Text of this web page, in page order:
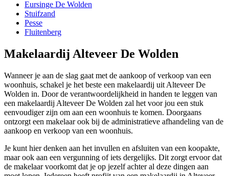
Eursinge De Wolden
Stuifzand
Pesse
Fluitenberg
Makelaardij Alteveer De Wolden
Wanneer je aan de slag gaat met de aankoop of verkoop van een
woonhuis, schakel je het beste een makelaardij uit Alteveer De
Wolden in. Door de verantwoordelijkheid in handen te leggen van
een makelaardij Alteveer De Wolden zal het voor jou een stuk
eenvoudiger zijn om aan een woonhuis te komen. Doorgaans
ontzorgt een makelaar ook bij de administratieve afhandeling van de
aankoop en verkoop van een woonhuis.
Je kunt hier denken aan het invullen en afsluiten van een koopakte,
maar ook aan een vergunning of iets dergelijks. Dit zorgt ervoor dat
de makelaar voorkomt dat je op jezelf achter al deze dingen aan